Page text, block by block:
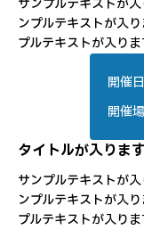
サンプルテキストが
ンプルテキストが入
プルテキストが入りま
開催日
開催
タイトルが入ります
サンプルテキストが
ンプルテキストが入
プルテキストが入りま